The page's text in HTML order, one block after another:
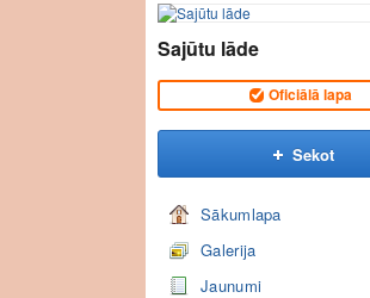
Sajūtu lāde
Oficiālā lapa
Sekot
Sākumlapa
Galerija
Jaunumi